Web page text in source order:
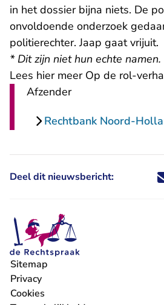
in het dossier bijna niets. De
onvoldoende onderzoek
politierechter. Jaap gaat vrijuit.
* Dit zijn niet hun echte namen.
Lees hiermeer Op de rol-
Afzender
Rechtbank Noord-
Deel dit nieuwsbericht: Deel
Sitemap
Privacy
Cookies